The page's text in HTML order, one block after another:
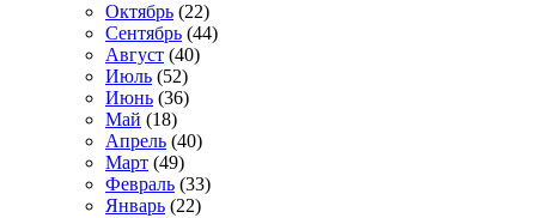
Октябрь (22)
Сентябрь (44)
Август (40)
Июль (52)
Июнь (36)
Май (18)
Апрель (40)
Март (49)
Февраль (33)
Январь (22)